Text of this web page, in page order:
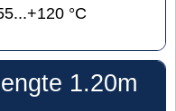
°C
1.20m